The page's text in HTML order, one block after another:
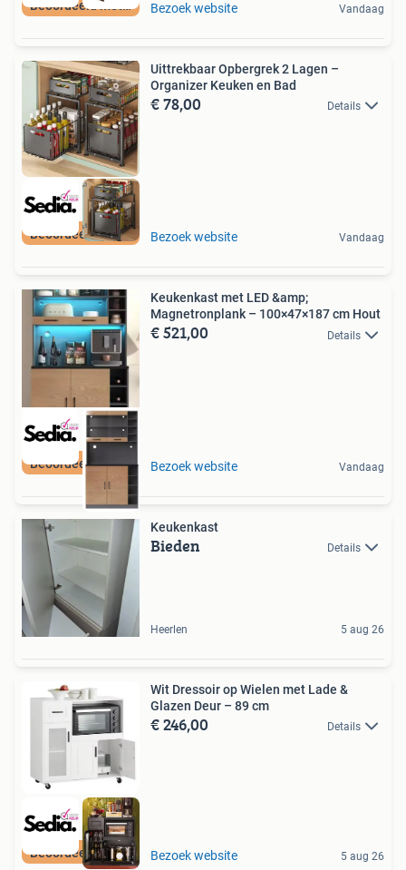
Bezoek website Vandaag
Beoordeeld met 9+
Uittrekbaar Opbergrek 2 Lagen –
Organizer Keuken en Bad
€ 78,00 Details
Bezoek website Vandaag
Beoordeeld met 9+
Keukenkast met LED &amp;
Magnetronplank – 100×47×187 cm Hout
€ 521,00 Details
Bezoek website Vandaag
Keukenkast
Bieden Details
Heerlen 5 aug 26
Beoordeeld met 9+
Wit Dressoir op Wielen met Lade &
Glazen Deur – 89 cm
€ 246,00 Details
Bezoek website 5 aug 26